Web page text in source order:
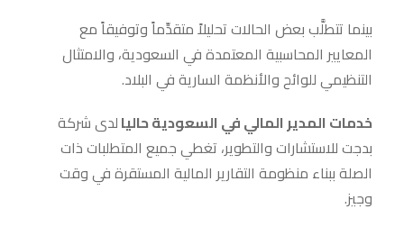
بينما تتطلَّب بعض الحالات تحليلاً متقدِّماً وتوفيقاً مع
المعايير المحاسبية المعتمدة في السعودية، والامتثال
التنظيمي للوائح والأنظمة السارية في البلاد.
خدمات المدير المالي في السعودية حاليالدى شركة
بدجت للاستشارات والتطوير، تغطي جميع المتطلبات ذات
الصلة ببناء منظومة التقارير المالية المستقرة في وقت
وجيز.